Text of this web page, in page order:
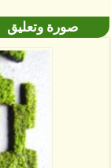
صورة وتعليق